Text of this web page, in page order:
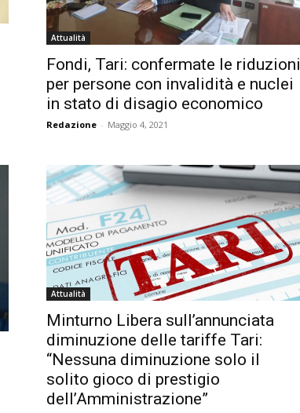
Attualità
Fondi, Tari: confermate le riduzioni
per persone con invalidità e nuclei
in stato di disagio economico
Redazione - Maggio 4, 2021
Attualità
Minturno Libera sull’annunciata
diminuzione delle tariffe Tari:
“Nessuna diminuzione solo il
solito gioco di prestigio
dell’Amministrazione”